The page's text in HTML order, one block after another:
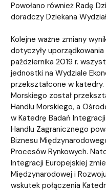
Powołano również Radę
doradczy Dziekana
Kolejne ważne zmiany
dotyczyły
października 2019 r.
jednostki na Wydziale
przekształcone w
Morskiego został
Handlu Morskiego, a
w Katedrę Badań
Handlu Zagranicznego
Biznesu
Procesów Rynkowych.
Integracji Europejskiej
Międzynarodowej i
wskutek połączenia